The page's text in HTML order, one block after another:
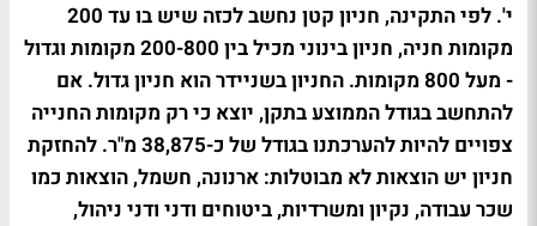
י'. לפי התקינה, חניון קטן נחשב לכזה שיש בו עד 200
מקומות חניה, חניון בינוני מכיל בין 200-800 מקומות וגדול
- מעל 800 מקומות. החניון בשניידר הוא חניון גדול. אם
להתחשב בגודל הממוצע בתקן, יוצא כי רק מקומות החנייה
צפויים להיות להערכתנו בגודל של כ-38,875 מ"ר. להחזקת
חניון יש הוצאות לא מבוטלות: ארנונה, חשמל, הוצאות כמו
שכר עבודה, נקיון ומשרדיות, ביטוחים ודני ודני ניהול,